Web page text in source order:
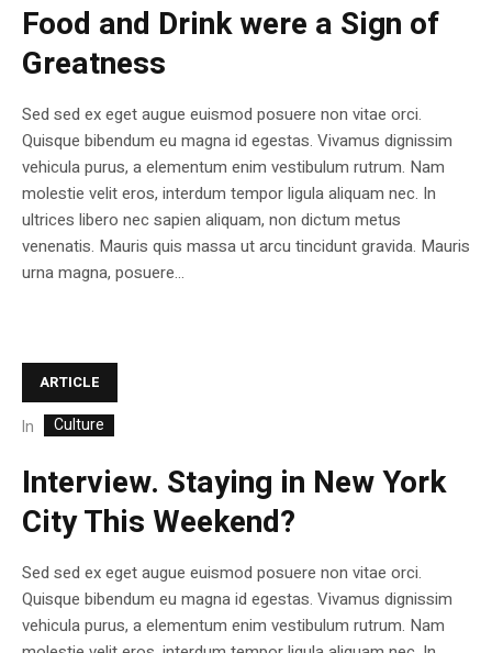
Food and Drink were a Sign of
Greatness
Sed sed ex eget augue euismod posuere non vitae orci.
Quisque bibendum eu magna id egestas. Vivamus dignissim
vehicula purus, a elementum enim vestibulum rutrum. Nam
molestie velit eros, interdum tempor ligula aliquam nec. In
ultrices libero nec sapien aliquam, non dictum metus
venenatis. Mauris quis massa ut arcu tincidunt gravida. Mauris
urna magna, posuere...
ARTICLE
In Culture
Interview. Staying in New York
City This Weekend?
Sed sed ex eget augue euismod posuere non vitae orci.
Quisque bibendum eu magna id egestas. Vivamus dignissim
vehicula purus, a elementum enim vestibulum rutrum. Nam